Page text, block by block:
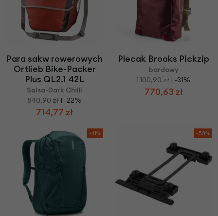
Para sakw rowerowych
Ortlieb Bike-Packer
Plus QL2.1 42L
Salsa-Dark Chilli
840,90 zł | -22%
714,77 zł
Plecak Brooks Pickzip
bordowy
1 100,90 zł | -31%
770,63 zł
-41% -50%